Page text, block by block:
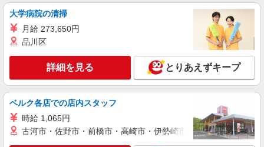
詳細を見る
アルバイト パート
ケンタッキーフライドチキン 新小岩店
カウンター・キッチンスタッフ ＜優先募集日
時＞土日祝 フルタイム
時給1270円
東京都葛飾区新小岩1-48-5
キープ 詳細を見る
大学病院の清掃
月給 273,650円
品川区
詳細を見る とりあえずキープ
ベルク各店での店内スタッフ
時給 1,065円
古河市・佐野市・前橋市・高崎市・伊勢崎市・太田市・館林市